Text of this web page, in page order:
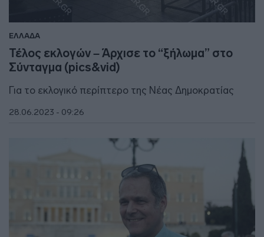
ΕΛΛΑΔΑ
Τέλος εκλογών – Άρχισε το “ξήλωμα” στο
Σύνταγμα (pics&vid)
Για το εκλογικό περίπτερο της Νέας Δημοκρατίας
28.06.2023 - 09:26